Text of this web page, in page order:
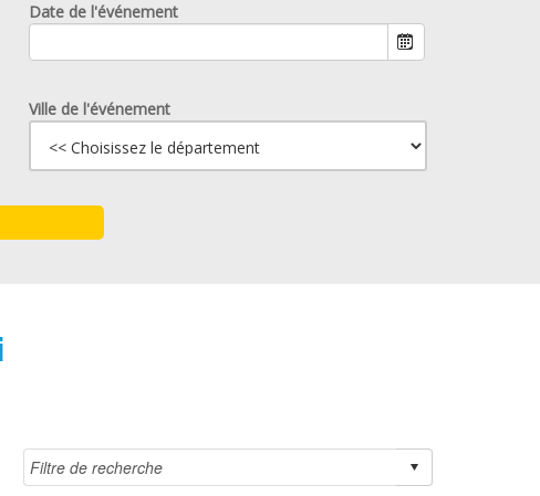
Date de l'événement
Ville de l'événement